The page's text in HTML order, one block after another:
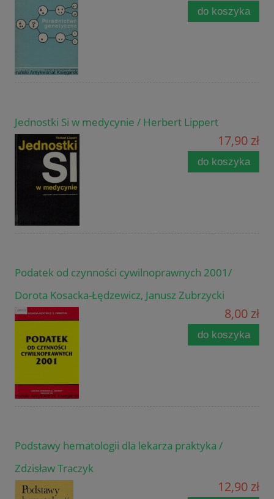
do koszyka
Jednostki Si w medycynie / Herbert Lippert
17,90 zł
do koszyka
Podatek od czynności cywilnoprawnych 2001/
Dorota Kosacka-Łędzewicz, Janusz Zubrzycki
8,00 zł
do koszyka
Podstawy hematologii dla lekarza praktyka /
Zdzisław Traczyk
12,90 zł